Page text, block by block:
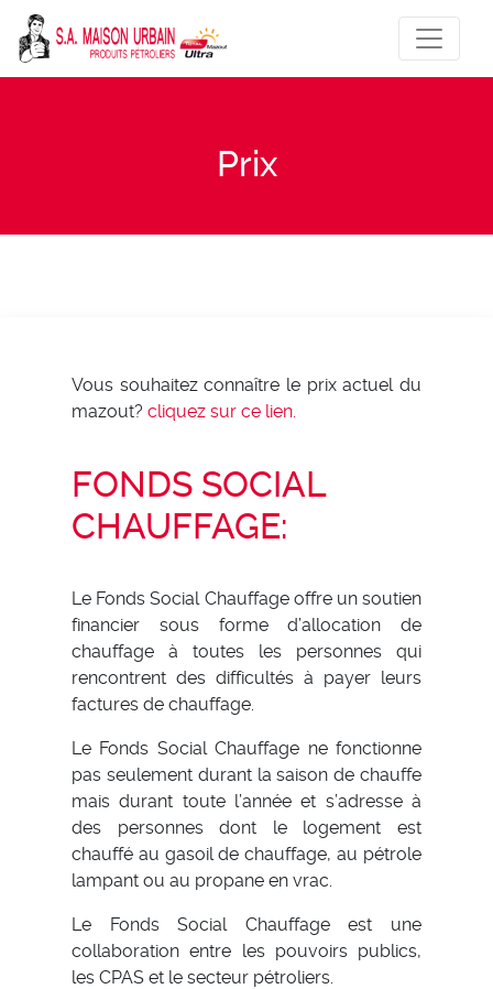
Prix
Vous souhaitez connaître le prix actuel du
mazout? cliquez sur ce lien.
FONDS SOCIAL
CHAUFFAGE:
Le Fonds Social Chauffage offre un soutien
financier sous forme d’allocation de
chauffage à toutes les personnes qui
rencontrent des difficultés à payer leurs
factures de chauffage.
Le Fonds Social Chauffage ne fonctionne
pas seulement durant la saison de chauffe
mais durant toute l’année et s’adresse à
des personnes dont le logement est
chauffé au gasoil de chauffage, au pétrole
lampant ou au propane en vrac.
Le Fonds Social Chauffage est une
collaboration entre les pouvoirs publics,
les CPAS et le secteur pétroliers.